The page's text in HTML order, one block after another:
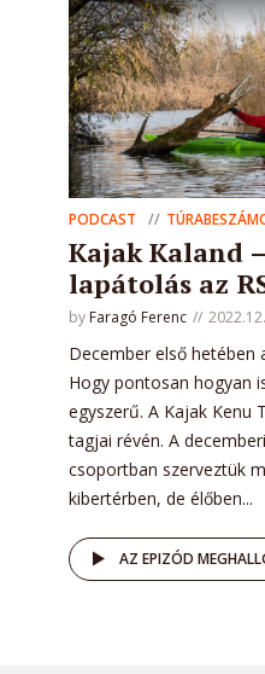
PODCAST
Kajak Kaland
lapátolás az
by Faragó Ferenc
December első hetében
Hogy pontosan hogyan
egyszerű. A Kajak Kenu
tagjai révén. A
csoportban szerveztük
kibertérben, de élőben...
AZ EPIZÓD